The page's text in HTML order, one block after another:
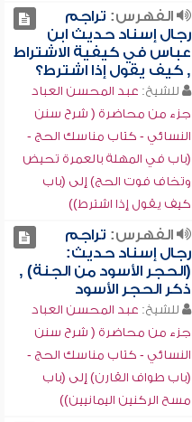
الفهرس: تراجم
رجال إسناد حديث ابن
عباس في كيفية الاشتراط
, كيف يقول إذا اشترط؟
للشيخ: عبد المحسن العباد
جزء من محاضرة ( شرح سنن
النسائي - كتاب مناسك الحج -
(باب في المهلة بالعمرة تحيض
وتخاف فوت الحج) إلى (باب
كيف يقول إذا اشترط))
الفهرس: تراجم
رجال إسناد حديث:
(الحجر الأسود من الجنة) ,
ذكر الحجر الأسود
للشيخ: عبد المحسن العباد
جزء من محاضرة ( شرح سنن
النسائي - كتاب مناسك الحج -
(باب طواف القارن) إلى (باب
مسح الركنين اليمانيين))